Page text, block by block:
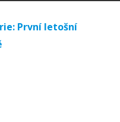
První letošní